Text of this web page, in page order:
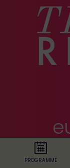
PROGRAMME